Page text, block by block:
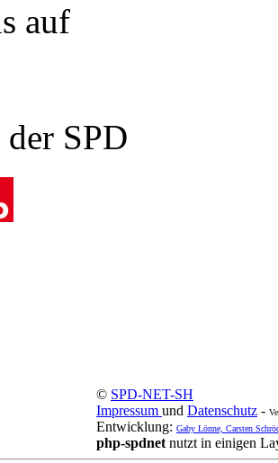
auf
SPD
© SPD-NET-SH
Impressum und Datenschutz -
Entwicklung: Gaby Lönne, Carsten
php-spdnet nutzt in einigen